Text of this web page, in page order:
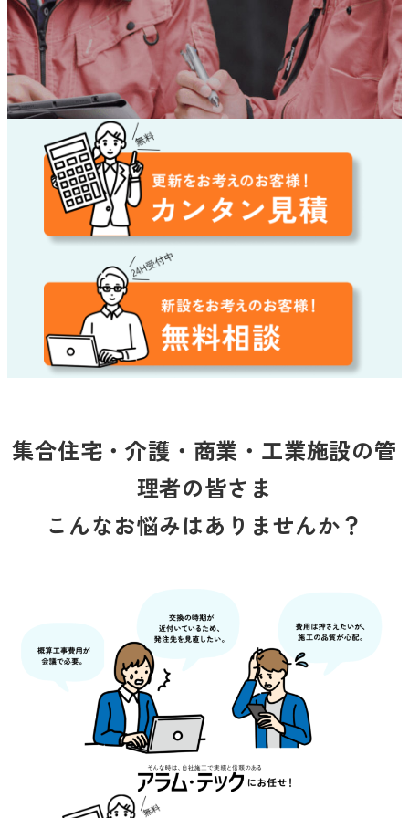
集合住宅・介護・商業・工業施設の管
理者の皆さま
こんなお悩みはありませんか？